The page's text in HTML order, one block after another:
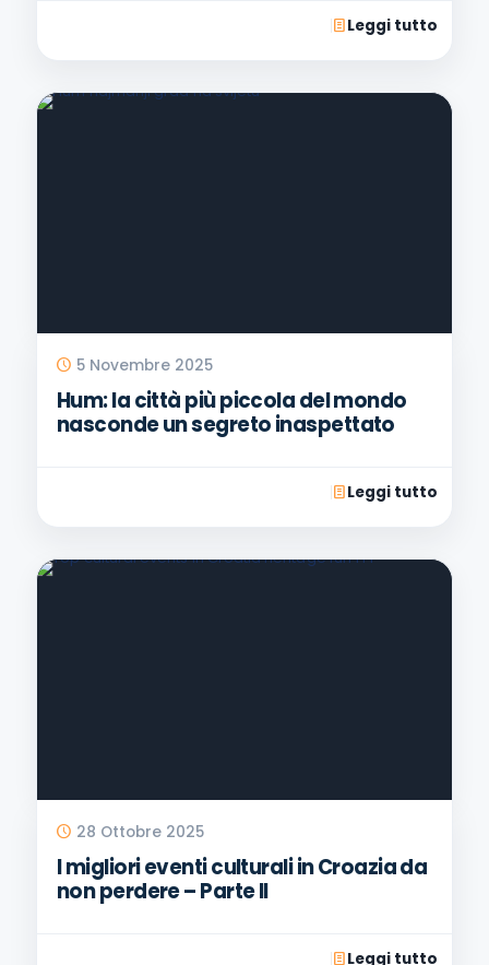
Leggi tutto
5 Novembre 2025
Hum: la città più piccola del mondo
nasconde un segreto inaspettato
Leggi tutto
28 Ottobre 2025
I migliori eventi culturali in Croazia da
non perdere – Parte II
Leggi tutto